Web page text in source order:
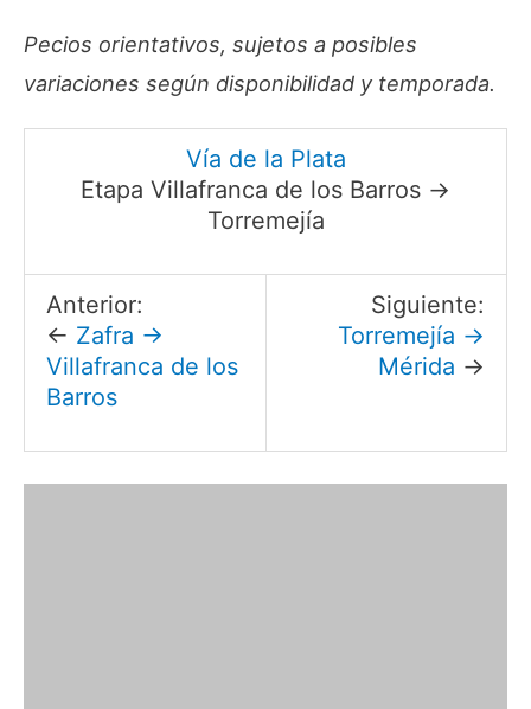
Pecios orientativos, sujetos a posibles
variaciones según disponibilidad y temporada.
Vía de la Plata
Etapa Villafranca de los Barros →
Torremejía
Anterior:
← Zafra →
Villafranca de los
Barros
Siguiente:
Torremejía →
Mérida →